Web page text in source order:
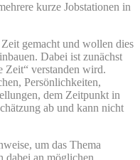
kurze Jobstationen in
gemacht und wollen dies
Dabei ist zunächst
Zeit“ verstanden wird.
Persönlichkeiten,
dem Zeitpunkt in
ab und kann nicht
um das Thema
dabei an möglichen